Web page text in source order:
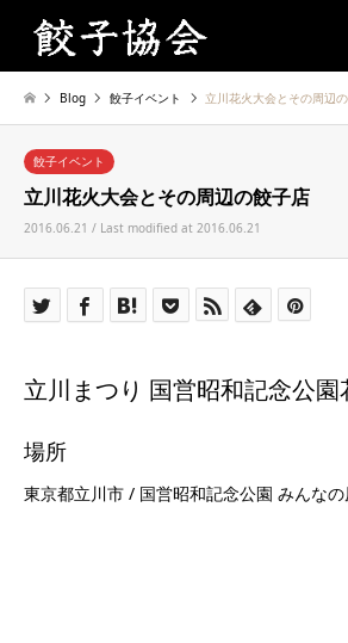
Blog 餃子イベント 立川花火大会とその周辺
餃子イベント
立川花火大会とその周辺の餃子店
2016.06.21 / Last modified at 2016.06.21
立川まつり 国営昭和記念公園
場所
東京都立川市 / 国営昭和記念公園 みんな